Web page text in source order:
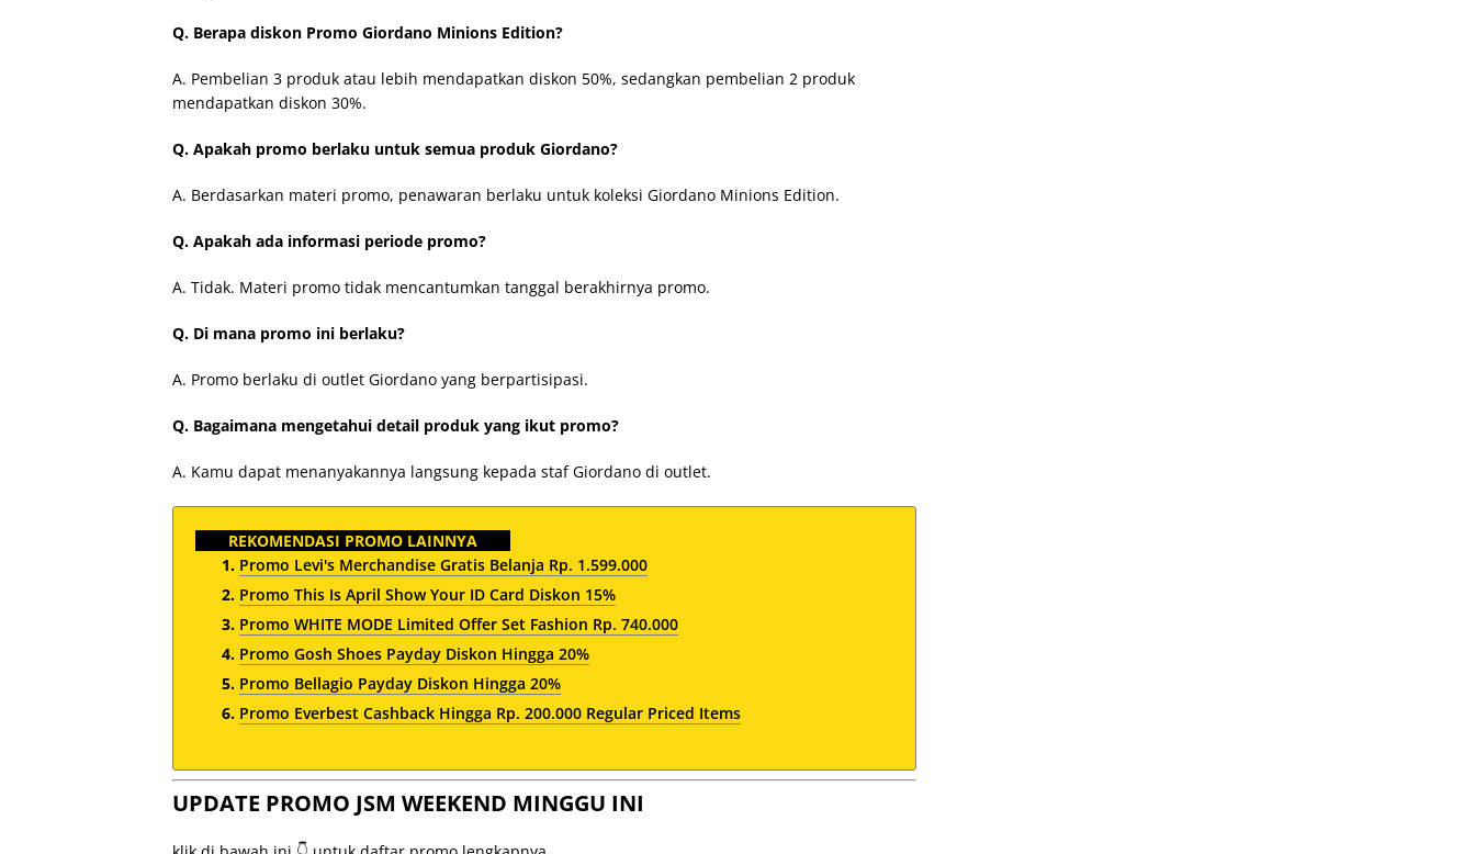
Q. Berapa diskon Promo Giordano Minions Edition?
A. Pembelian 3 produk atau lebih mendapatkan diskon 50%, sedangkan pembelian 2 produk
mendapatkan diskon 30%.
Q. Apakah promo berlaku untuk semua produk Giordano?
A. Berdasarkan materi promo, penawaran berlaku untuk koleksi Giordano Minions Edition.
Q. Apakah ada informasi periode promo?
A. Tidak. Materi promo tidak mencantumkan tanggal berakhirnya promo.
Q. Di mana promo ini berlaku?
A. Promo berlaku di outlet Giordano yang berpartisipasi.
Q. Bagaimana mengetahui detail produk yang ikut promo?
A. Kamu dapat menanyakannya langsung kepada staf Giordano di outlet.
REKOMENDASI PROMO LAINNYA
Promo Levi's Merchandise Gratis Belanja Rp. 1.599.000
Promo This Is April Show Your ID Card Diskon 15%
Promo WHITE MODE Limited Offer Set Fashion Rp. 740.000
Promo Gosh Shoes Payday Diskon Hingga 20%
Promo Bellagio Payday Diskon Hingga 20%
Promo Everbest Cashback Hingga Rp. 200.000 Regular Priced Items
UPDATE PROMO JSM WEEKEND MINGGU INI